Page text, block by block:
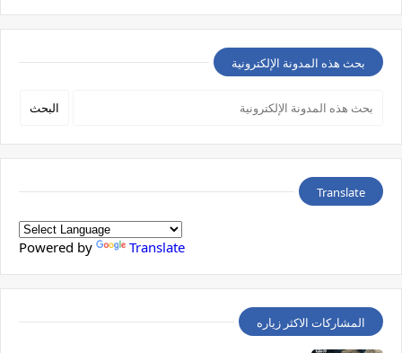
بحث هذه المدونة الإلكترونية
Translate
Powered by Translate
المشاركات الاكثر زياره